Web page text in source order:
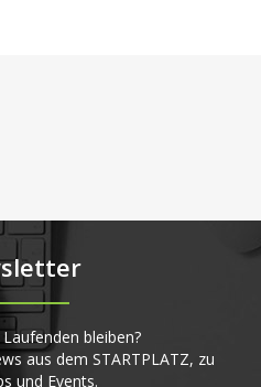
bleiben?
aus dem STARTPLATZ, zu
und Events.